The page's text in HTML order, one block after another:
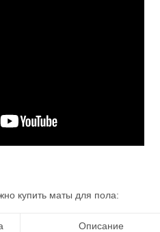
купить маты для пола:
Описание